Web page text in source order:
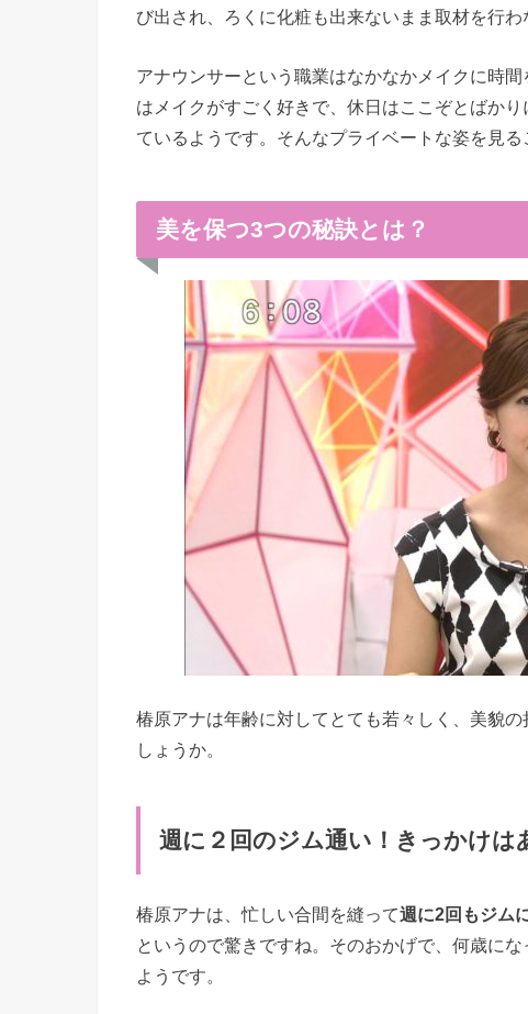
び出され、ろくに化粧も出来ないまま取材を行
アナウンサーという職業はなかなかメイクに時
はメイクがすごく好きで、休日はここぞとばか
ているようです。そんなプライベートな姿を見
美を保つ3つの秘訣とは？
椿原アナは年齢に対してとても若々しく、美貌
しょうか。
週に２回のジム通い！きっかけは
椿原アナは、忙しい合間を縫って週に2回もジム
というので驚きですね。そのおかげで、何歳に
ようです。